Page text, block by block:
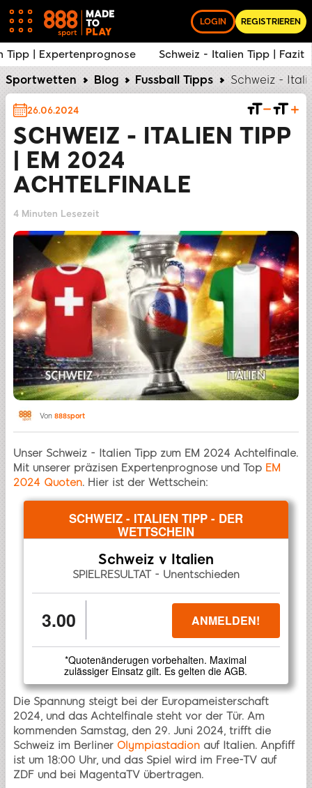
LOGIN REGISTRIEREN
Sportwetten Blog Fussball Tipps Schweiz -
SCHWEIZ - ITALIEN TIPP
| EM 2024
ACHTELFINALE
26.06.2024
4 Minuten Lesezeit
Von 888sport
Unser Schweiz - Italien Tipp zum EM 2024 Achtelfinale.
Mit unserer präzisen Expertenprognose und Top EM
2024 Quoten. Hier ist der Wettschein:
SCHWEIZ - ITALIEN TIPP - DER
WETTSCHEIN
Schweiz v Italien
SPIELRESULTAT - Unentschieden
3.00 ANMELDEN!
*Quotenänderugen vorbehalten. Maximal
zulässiger Einsatz gilt. Es gelten die AGB.
Die Spannung steigt bei der Europameisterschaft
2024, und das Achtelfinale steht vor der Tür. Am
kommenden Samstag, den 29. Juni 2024, trifft die
Schweiz im Berliner Olympiastadion auf Italien. Anpfiff
ist um 18:00 Uhr, und das Spiel wird im Free-TV auf
ZDF und bei MagentaTV übertragen.
Tipp | Expertenprognose Schweiz - Italien Tipp | Fazit